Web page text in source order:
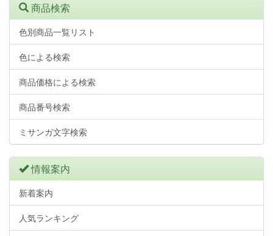
商品検索
色別商品一覧リスト
色による検索
商品価格による検索
商品番号検索
ミサンガ文字検索
情報案内
新着案内
人気ランキング